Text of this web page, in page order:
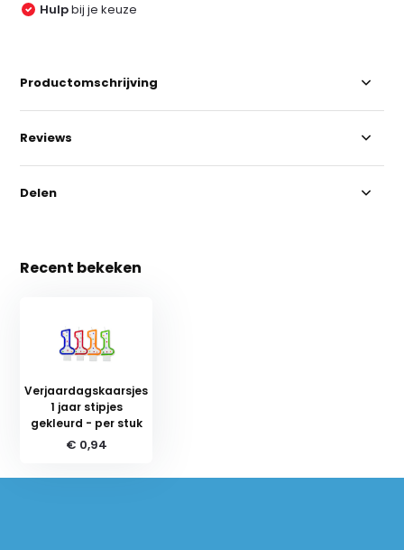
Hulpbij je keuze
Productomschrijving
Reviews
Delen
Recent bekeken
Verjaardagskaarsjes
1 jaar stipjes
gekleurd - per stuk
€ 0,94